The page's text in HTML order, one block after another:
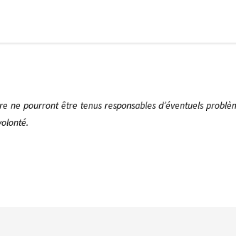
pourront être tenus responsables d’éventuels